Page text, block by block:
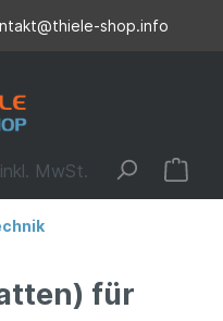
shop.info
inkl. MwSt.
für